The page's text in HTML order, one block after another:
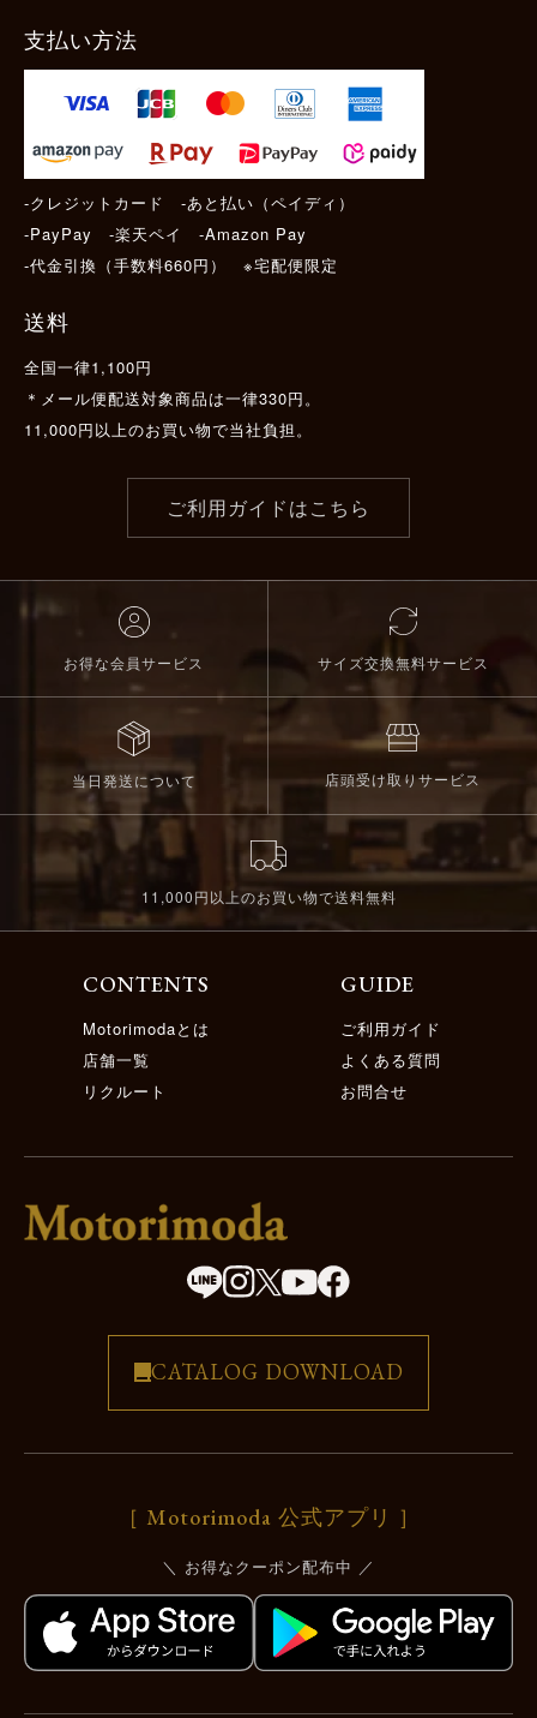
支払い方法
-クレジットカード -あと払い（ペイディ）
-PayPay -楽天ペイ -Amazon Pay
-代金引換（手数料660円） ※宅配便限定
送料
全国一律1,100円
＊メール便配送対象商品は一律330円。
11,000円以上のお買い物で当社負担。
ご利用ガイドはこちら
お得な会員サービス サイズ交換無料サービス
当日発送について 店頭受け取りサービス
11,000円以上のお買い物で送料無料
CONTENTS
Motorimodaとは
店舗一覧
リクルート
GUIDE
ご利用ガイド
よくある質問
お問合せ
CATALOG DOWNLOAD
［ Motorimoda 公式アプリ ］
＼ お得なクーポン配布中 ／